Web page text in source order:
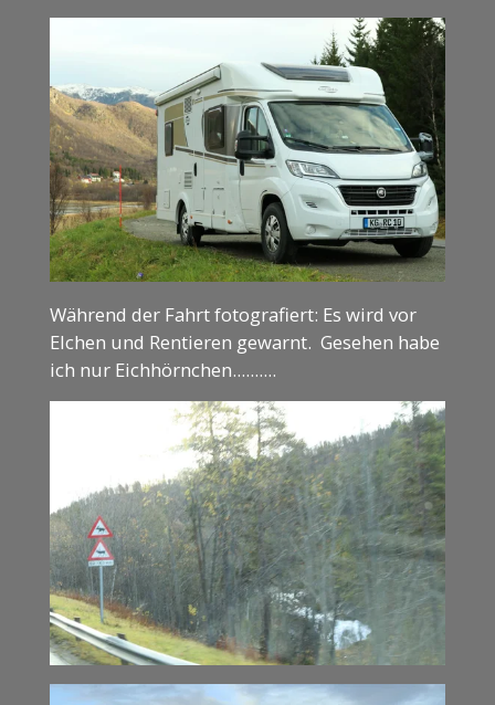
Während der Fahrt fotografiert: Es wird vor
Elchen und Rentieren gewarnt. Gesehen habe
ich nur Eichhörnchen..........